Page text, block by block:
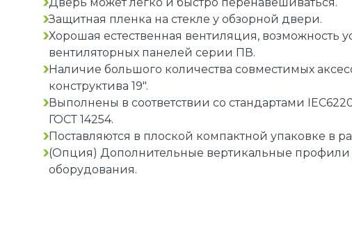
Защитная пленка на стекле у обзорной двери.
Хорошая естественная вентиляция, возможность
вентиляторных панелей серии ПВ.
Наличие большого количества совместимых
конструктива 19".
Выполнены в соответствии со стандартами
ГОСТ 14254.
Поставляются в плоской компактной упаковке в
(Опция) Дополнительные вертикальные профили
оборудования.